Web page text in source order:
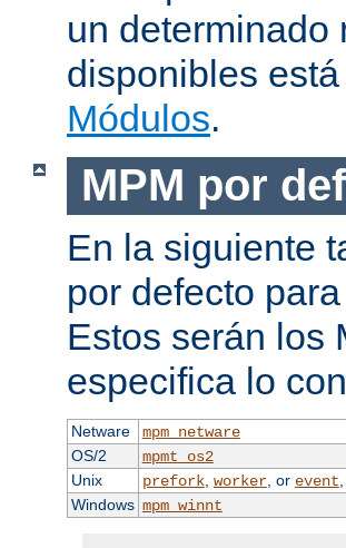
un determinado
disponibles
Módulos.
MPM por
En la siguiente
por defecto
Estos serán los
especifica lo
Netware
mpm_netware
OS/2
mpmt_os2
Unix
prefork, worker, or event
Windows mpm_winnt